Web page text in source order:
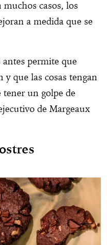
casos, los
a medida que se
antes permite que
y que las cosas tengan
un golpe de
de Margeaux